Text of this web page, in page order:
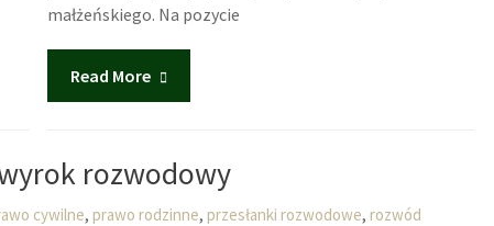
małżeńskiego. Na pozycie
Read More
rozwodowy
cywilne,prawo rodzinne,przesłanki rozwodowe,rozwód